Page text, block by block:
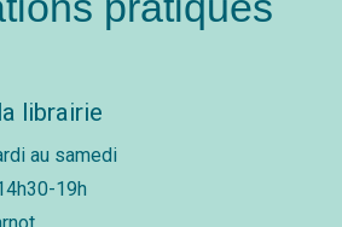
librairie
au samedi
19h